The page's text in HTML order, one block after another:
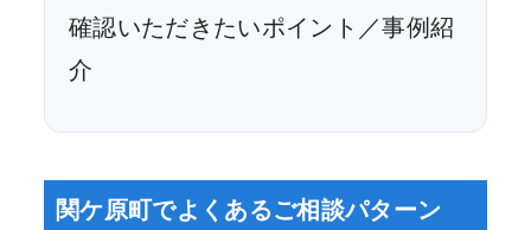
確認いただきたいポイント／事例紹
介
関ケ原町でよくあるご相談パターン